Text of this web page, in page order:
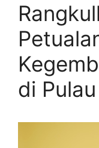
di Pulau